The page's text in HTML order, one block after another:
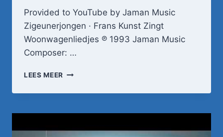
Provided to YouTube by Jaman Music
Zigeunerjongen · Frans Kunst Zingt
Woonwagenliedjes ℗ 1993 Jaman Music
Composer: …
LEES MEER ZIGEUNERJONGEN